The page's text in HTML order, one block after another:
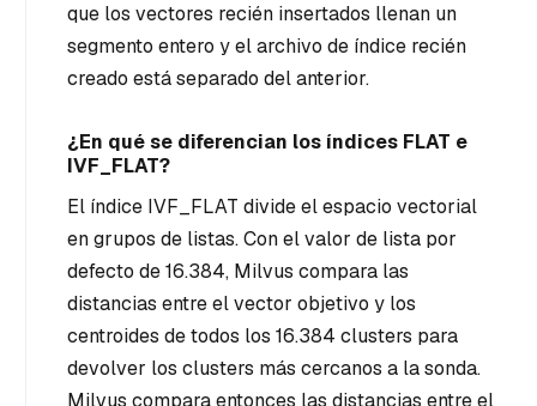
que los vectores recién insertados llenan un
segmento entero y el archivo de índice recién
creado está separado del anterior.
¿En qué se diferencian los índices FLAT e
IVF_FLAT?
El índice IVF_FLAT divide el espacio vectorial
en grupos de listas. Con el valor de lista por
defecto de 16.384, Milvus compara las
distancias entre el vector objetivo y los
centroides de todos los 16.384 clusters para
devolver los clusters más cercanos a la sonda.